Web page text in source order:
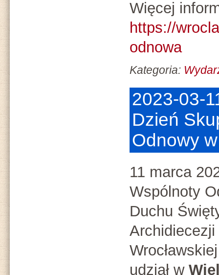
Więcej
https://
odnowa
Kategoria:
2023-03-
Dzień
Odnowy
11 marca
Wspólnoty
Duchu
Archidiecezji
udział w